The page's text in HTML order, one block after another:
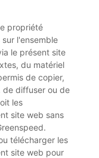
propriété
l'ensemble
le présent site
du matériel
de copier,
de diffuser ou de
les
site web sans
télécharger les
site web pour